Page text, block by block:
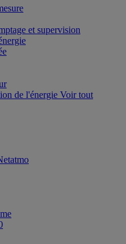
et supervision
de l'énergie Voir tout